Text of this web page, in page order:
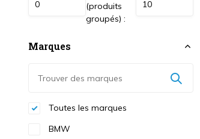
(produits
groupés) :
Marques
Toutes les marques
BMW